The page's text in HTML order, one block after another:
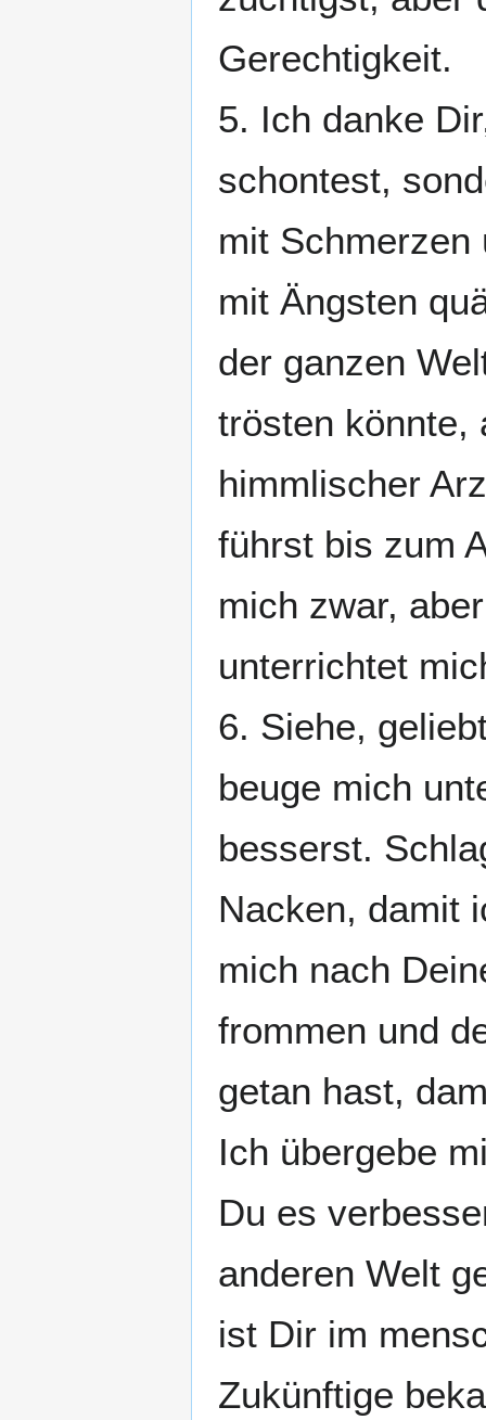
Gerechtigkeit.
5. Ich danke
schontest,
mit Schmerzen
mit Ängsten
der ganzen
trösten könnte,
himmlischer
führst bis zum
mich zwar,
unterrichtet
6. Siehe,
beuge mich
besserst.
Nacken, damit
mich nach
frommen und
getan hast,
Ich übergebe
Du es
anderen Welt
ist Dir im
Zukünftige